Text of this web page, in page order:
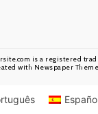
is a registered
with Newspaper